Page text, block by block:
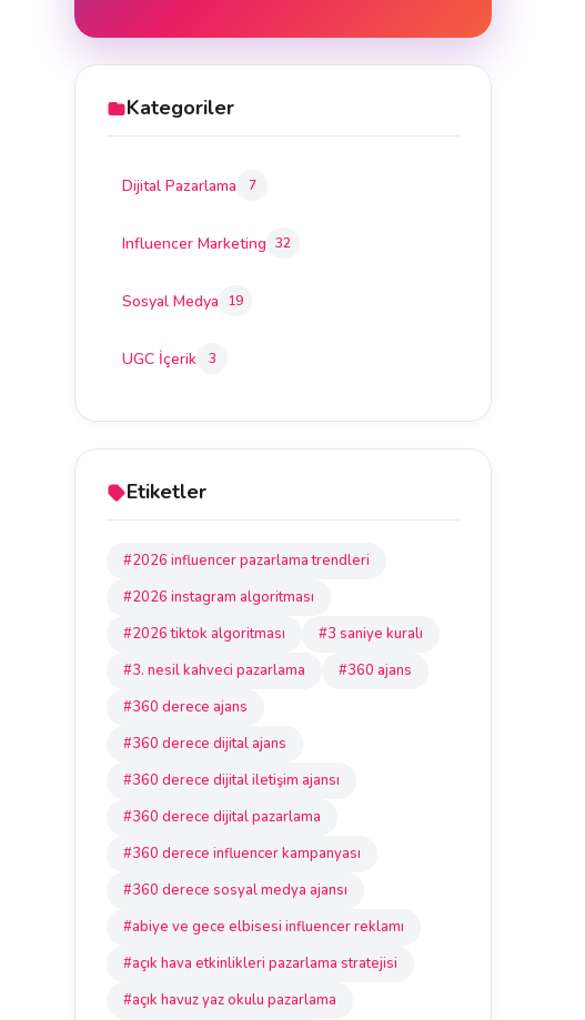
Kategoriler
Dijital Pazarlama 7
Influencer Marketing 32
Sosyal Medya 19
UGC İçerik 3
Etiketler
#2026 influencer pazarlama trendleri
#2026 instagram algoritması
#2026 tiktok algoritması
#3 saniye kuralı
#3. nesil kahveci pazarlama
#360 ajans
#360 derece ajans
#360 derece dijital ajans
#360 derece dijital iletişim ajansı
#360 derece dijital pazarlama
#360 derece influencer kampanyası
#360 derece sosyal medya ajansı
#abiye ve gece elbisesi influencer reklamı
#açık hava etkinlikleri pazarlama stratejisi
#açık havuz yaz okulu pazarlama